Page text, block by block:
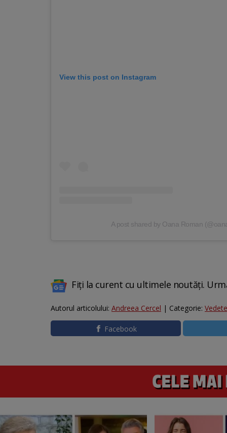
View this post on Instagram
A post shared by Oana Roman
Fiți la curent cu ultimele noutăți.
Autorul articolului: Andreea Cercel | Categorie: Vedete
Facebook